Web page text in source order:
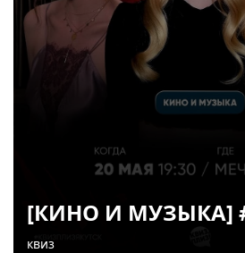
[КИНО И МУЗЫКА]
квиз